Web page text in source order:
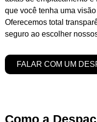
que você tenha uma
Oferecemos total
seguro ao escolher
FALAR COM UM
Como a